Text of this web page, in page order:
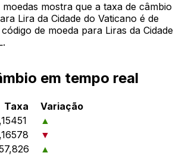
mostra que a taxa de câmbio
Lira da Cidade do Vaticano é de
de moeda para Liras da Cidade
em tempo real
Taxa
Variação
▲
▼
▲